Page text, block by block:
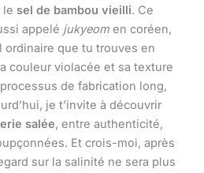
le sel de bambou vieilli. Ce
appelé jukyeom en coréen,
ordinaire que tu trouves en
couleur violacée et sa texture
de fabrication long,
je t’invite à découvrir
salée, entre authenticité,
Et crois-moi, après
sur la salinité ne sera plus